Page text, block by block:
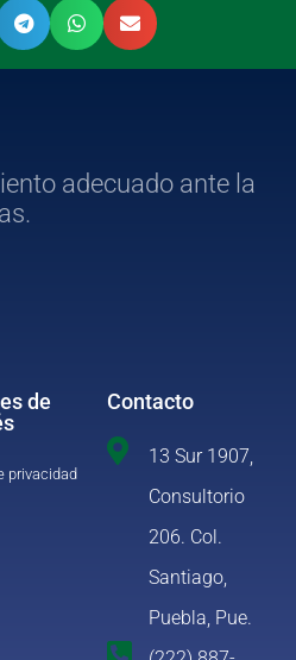
adecuado ante la
de
privacidad
Contacto
13 Sur 1907,
Consultorio
206. Col.
Santiago,
Puebla, Pue.